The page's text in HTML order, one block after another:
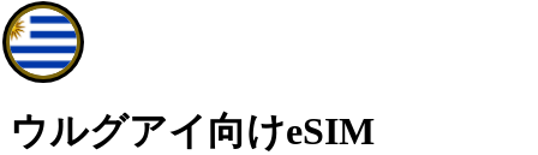
ウルグアイ向けeSIM